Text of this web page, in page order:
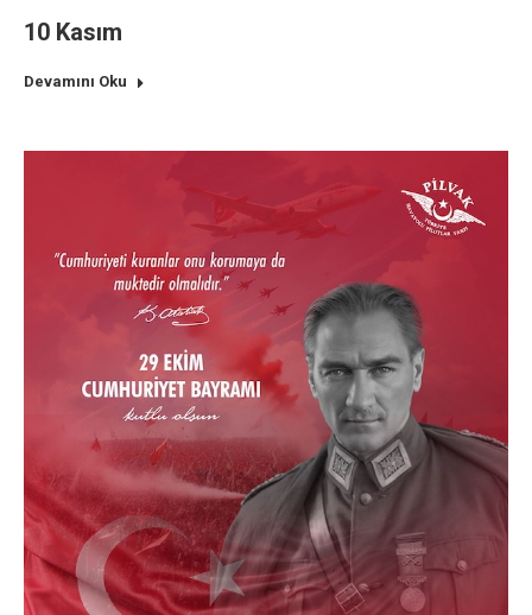
10 Kasım
Devamını Oku